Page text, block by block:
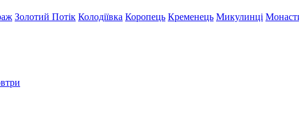
Золотий Потік Колодіївка Коропець Кременець Микулинці